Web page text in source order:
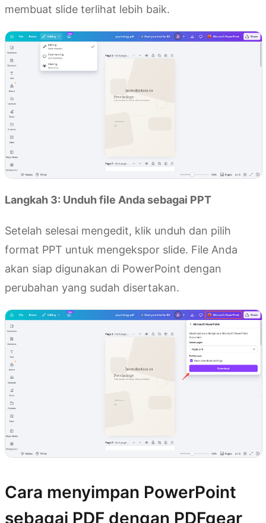
membuat slide terlihat lebih baik.
Langkah 3: Unduh file Anda sebagai PPT
Setelah selesai mengedit, klik unduh dan pilih
format PPT untuk mengekspor slide. File Anda
akan siap digunakan di PowerPoint dengan
perubahan yang sudah disertakan.
Cara menyimpan PowerPoint
sebagai PDF dengan PDFgear